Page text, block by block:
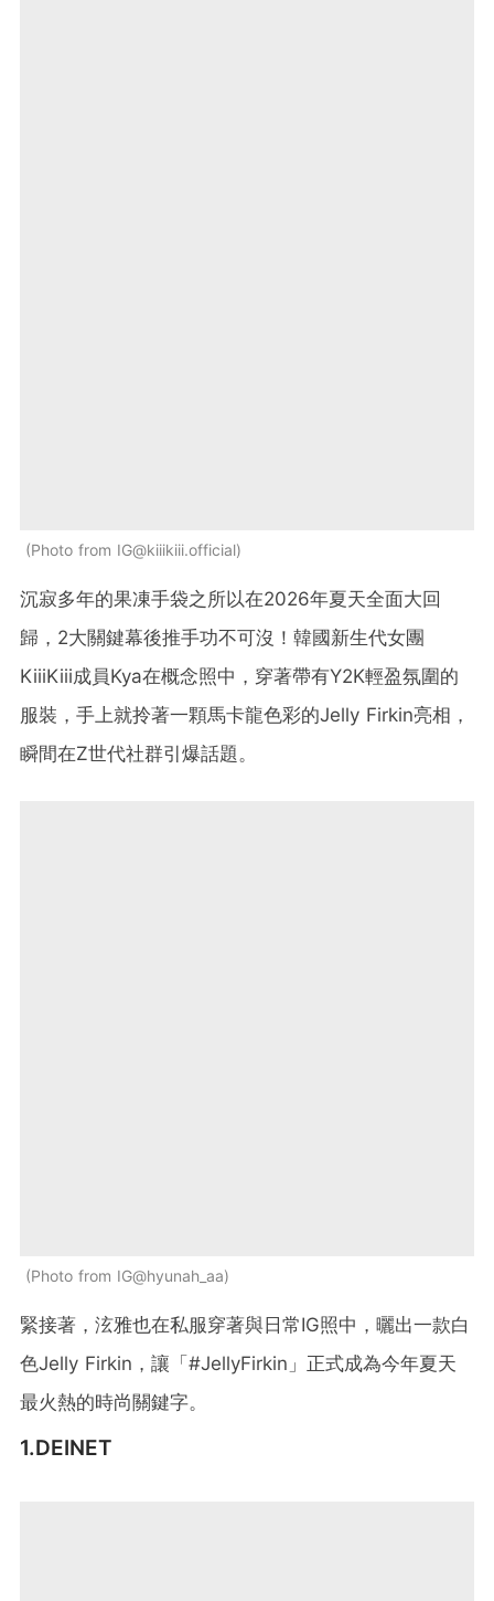
Photo from IG@kiiikiii.official
沉寂多年的果凍手袋之所以在2026年夏天全面大回
歸，2大關鍵幕後推手功不可沒！韓國新生代女團
KiiiKiii成員Kya在概念照中，穿著帶有Y2K輕盈氛圍的
服裝，手上就拎著一顆馬卡龍色彩的Jelly Firkin亮相，
瞬間在Z世代社群引爆話題。
Photo from IG@hyunah_aa
緊接著，泫雅也在私服穿著與日常IG照中，曬出一款白
色Jelly Firkin，讓「#JellyFirkin」正式成為今年夏天
最火熱的時尚關鍵字。
1.DEINET